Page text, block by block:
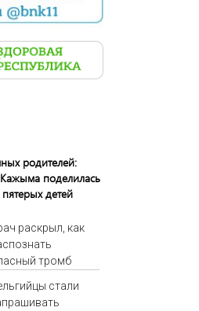
родителей:
поделилась
детей
раскрыл, как
тромб
стали